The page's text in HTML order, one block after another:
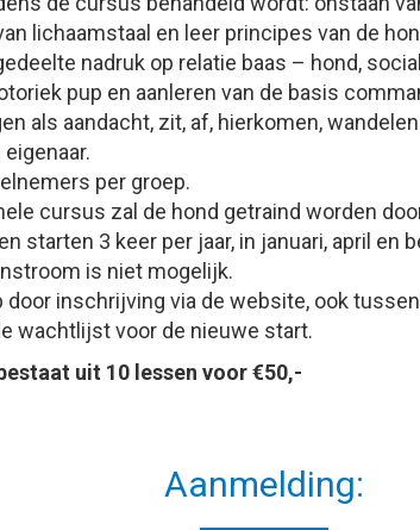
lichaamstaal en leer principes van de
nadruk op relatie baas – hond,
pup en aanleren van de basis
als aandacht, zit, af, hierkomen,
per groep.
cursus zal de hond getraind worden
starten 3 keer per jaar, in januari, april en
is niet mogelijk.
door inschrijving via de website, ook
wachtlijst voor de nieuwe start.
uit 10 lessen voor €50,-
Aanmelding: